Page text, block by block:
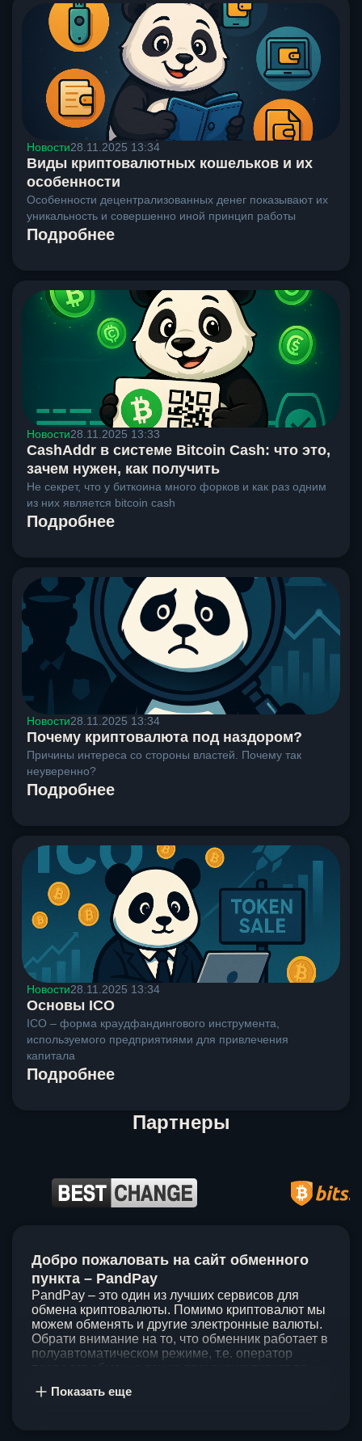
Новости28.11.2025 13:34
Виды криптовалютных кошельков и их
особенности
Особенности децентрализованных денег показывают их
уникальность и совершенно иной принцип работы
Подробнее
Новости28.11.2025 13:33
CashAddr в системе Bitcoin Cash: что это,
зачем нужен, как получить
Не секрет, что у биткоина много форков и как раз одним
из них является bitcoin cash
Подробнее
Новости28.11.2025 13:34
Почему криптовалюта под наздором?
Причины интереса со стороны властей. Почему так
неуверенно?
Подробнее
Новости28.11.2025 13:34
Основы ICO
ICO – форма краудфандингового инструмента,
используемого предприятиями для привлечения
капитала
Подробнее
Партнеры
Добро пожаловать на сайт обменного
пункта – PandPay
PandPay – это один из лучших сервисов для
обмена криптовалюты. Помимо криптовалют мы
можем обменять и другие электронные валюты.
Обрати внимание на то, что обменник работает в
полуавтоматическом режиме, т.е. оператор
клиентов, поэтому стараемся проводить обмены
Показать еще